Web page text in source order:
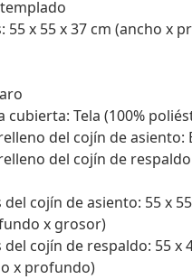
55 x 55 x 37 cm (ancho x
cubierta: Tela (100%
del cojín de asiento:
del cojín de
cojín de asiento: 55 x
x grosor)
cojín de respaldo: 55 x
x profundo)